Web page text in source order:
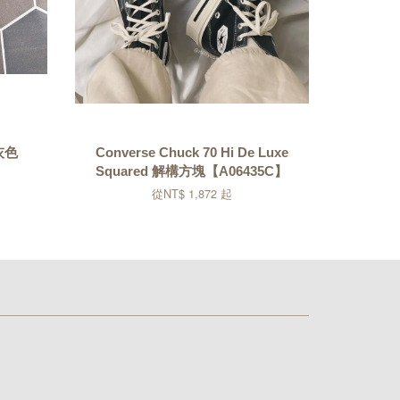
色
Converse Chuck 70 Hi De Luxe
Squared 解構方塊【A06435C】
從NT$ 1,872 起